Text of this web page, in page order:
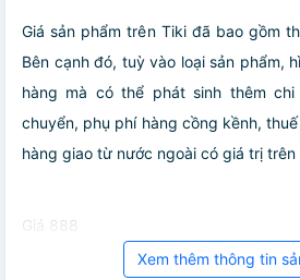
Giá sản phẩm trên Tiki đã bao gồm
Bên cạnh đó, tuỳ vào loại sản phẩm,
hàng mà có thể phát sinh thêm
chuyển, phụ phí hàng cồng kềnh,
hàng giao từ nước ngoài có giá trị trên
Giá 888
Xem thêm thông tin